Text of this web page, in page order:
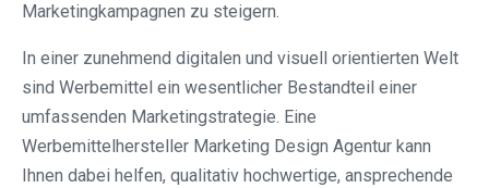
Marketingkampagnen zu steigern.
In einer zunehmend digitalen und visuell orientierten Welt
sind Werbemittel ein wesentlicher Bestandteil einer
umfassenden Marketingstrategie. Eine
Werbemittelhersteller Marketing Design Agentur kann
Ihnen dabei helfen, qualitativ hochwertige, ansprechende